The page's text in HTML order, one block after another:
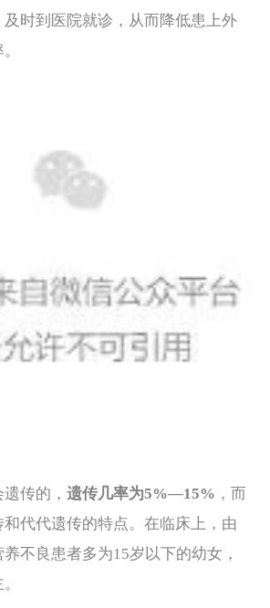
时到医院就诊，从而降低患上外
传的， 遗传几率为5%—15% ，而
和代代遗传的特点。在临床上，由
不良患者多为15岁以下的幼女，